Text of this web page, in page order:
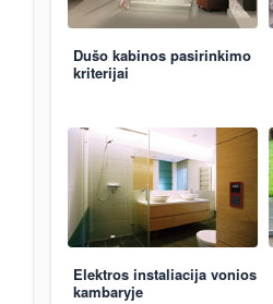
Dušo kabinos pasirinkimo
kriterijai
Elektros instaliacija vonios
kambaryje